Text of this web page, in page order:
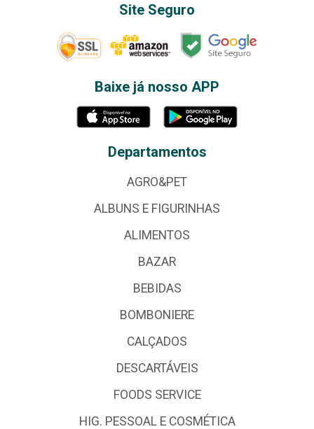
Site Seguro
Baixe já nosso APP
Departamentos
AGRO&PET
ALBUNS E FIGURINHAS
ALIMENTOS
BAZAR
BEBIDAS
BOMBONIERE
CALÇADOS
DESCARTÁVEIS
FOODS SERVICE
HIG. PESSOAL E COSMÉTICA